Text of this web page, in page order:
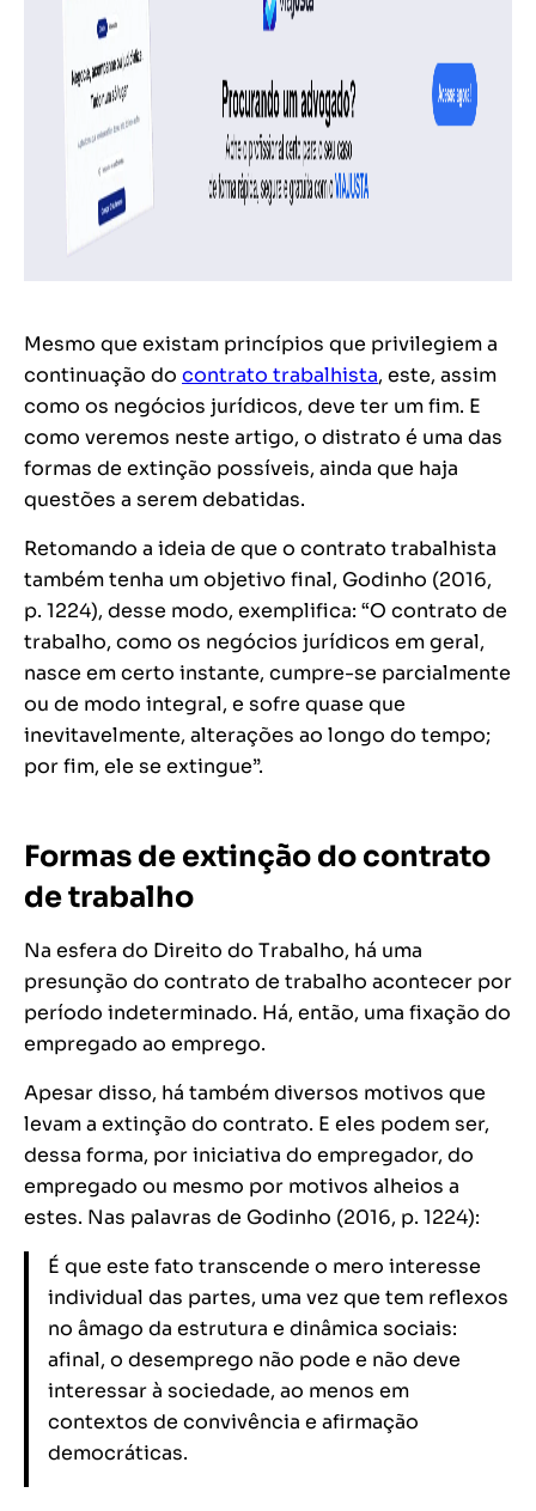
Mesmo que existam princípios que privilegiem a
continuação do contrato trabalhista, este, assim
como os negócios jurídicos, deve ter um fim. E
como veremos neste artigo, o distrato é uma das
formas de extinção possíveis, ainda que haja
questões a serem debatidas.
Retomando a ideia de que o contrato trabalhista
também tenha um objetivo final, Godinho (2016,
p. 1224), desse modo, exemplifica: “O contrato de
trabalho, como os negócios jurídicos em geral,
nasce em certo instante, cumpre-se parcialmente
ou de modo integral, e sofre quase que
inevitavelmente, alterações ao longo do tempo;
por fim, ele se extingue”.
Formas de extinção do contrato
de trabalho
Na esfera do Direito do Trabalho, há uma
presunção do contrato de trabalho acontecer por
período indeterminado. Há, então, uma fixação do
empregado ao emprego.
Apesar disso, há também diversos motivos que
levam a extinção do contrato. E eles podem ser,
dessa forma, por iniciativa do empregador, do
empregado ou mesmo por motivos alheios a
estes. Nas palavras de Godinho (2016, p. 1224):
É que este fato transcende o mero interesse
individual das partes, uma vez que tem reflexos
no âmago da estrutura e dinâmica sociais:
afinal, o desemprego não pode e não deve
interessar à sociedade, ao menos em
contextos de convivência e afirmação
democráticas.